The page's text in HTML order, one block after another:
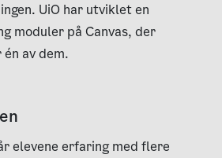
UiO har utviklet en
moduler på Canvas, der
av dem.
elevene erfaring med flere